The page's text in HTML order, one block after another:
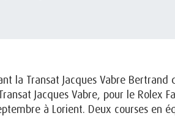
la Transat Jacques Vabre
Jacques Vabre, pour le Rolex
à Lorient. Deux courses en